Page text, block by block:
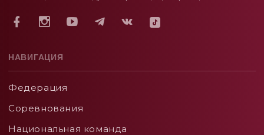
НАВИГАЦИЯ
Федерация
Соревнования
Национальная команда